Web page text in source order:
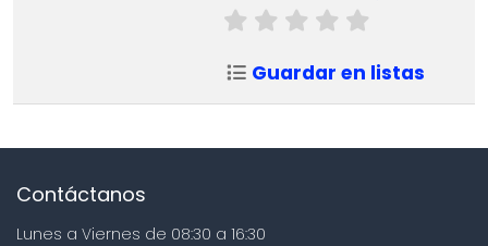
Guardar en listas
Contáctanos
Lunes a Viernes de 08:30 a 16:30